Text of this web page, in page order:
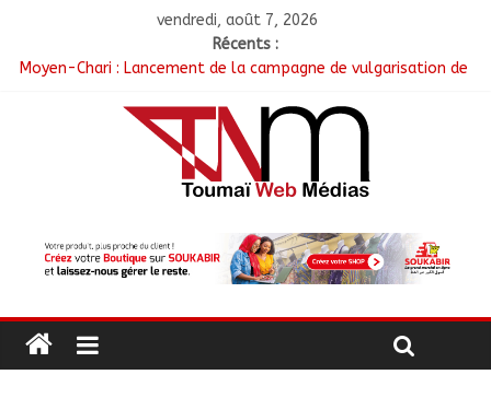
vendredi, août 7, 2026
Récents :
Moyen-Chari : Lancement de la campagne de vulgarisation de
Barh-Koh : Le MPS installe ses nouvelles instances locales à
Borkou : Recrudescence des braquages sur l’axe Faya-Kalaït
N’Djamena : Le maire intensifie le suivi des chantiers
Moyen-Chari : Les nouveaux bacheliers orientés vers leur
avenir